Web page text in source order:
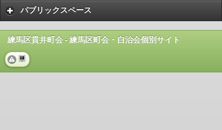
パブリックスペース
練馬区貫井町会 - 練馬区町会・自治会個別サイト